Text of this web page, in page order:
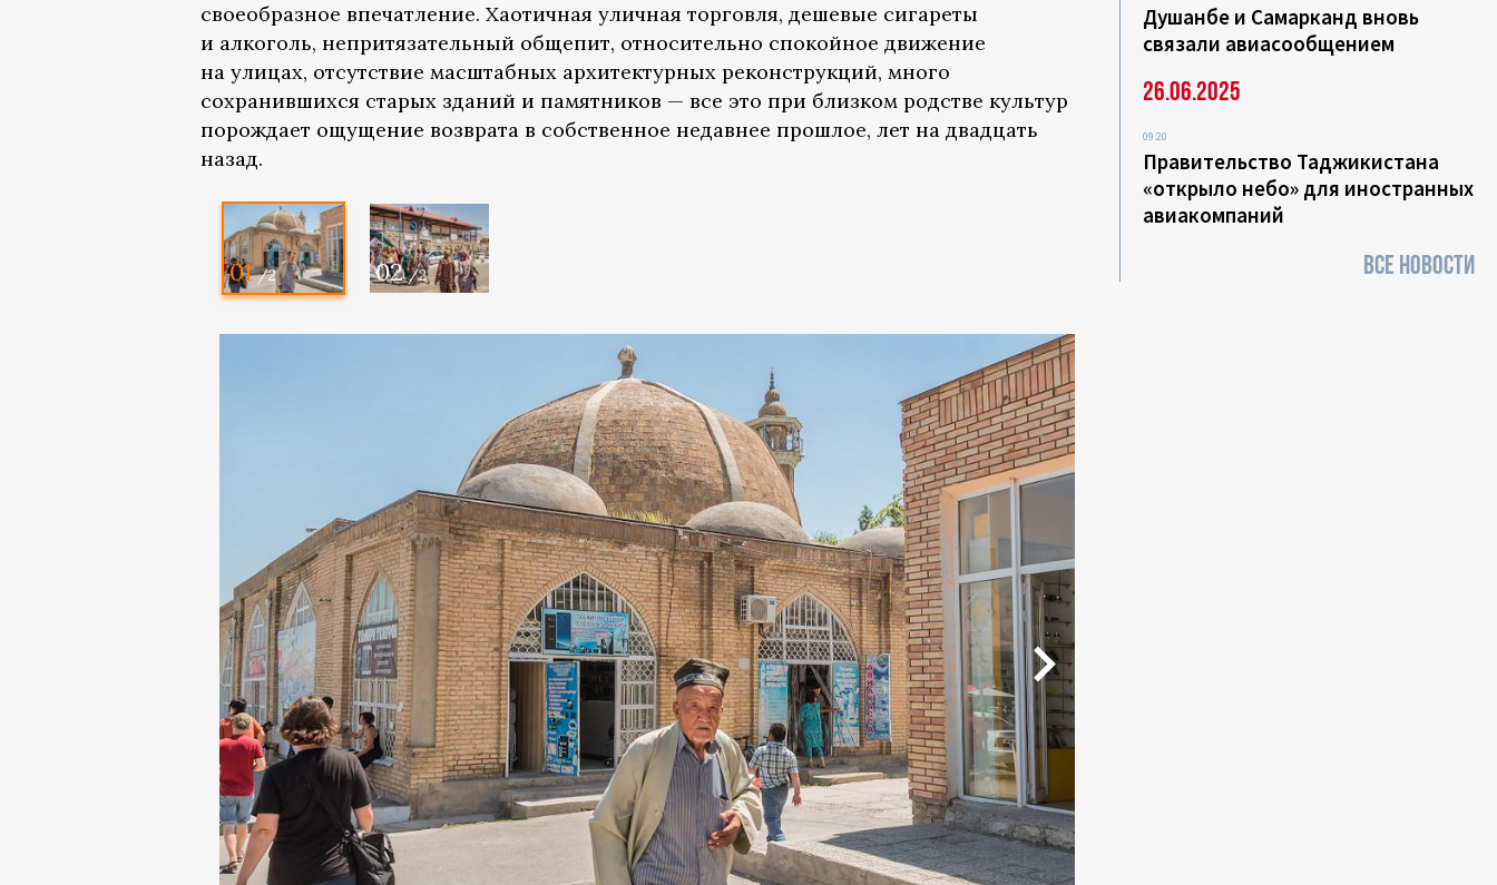
своеобразное впечатление. Хаотичная уличная торговля, дешевые сигареты
и алкоголь, непритязательный общепит, относительно спокойное движение
на улицах, отсутствие масштабных архитектурных реконструкций, много
сохранившихся старых зданий и памятников — все это при близком родстве культур
порождает ощущение возврата в собственное недавнее прошлое, лет на двадцать
назад.
01 /2 02 /2
Душанбе и Самарканд вновь
связали авиасообщением
26.06.2025
09:20
Правительство Таджикистана
«открыло небо» для иностранных
авиакомпаний
ВСЕ НОВОСТИ